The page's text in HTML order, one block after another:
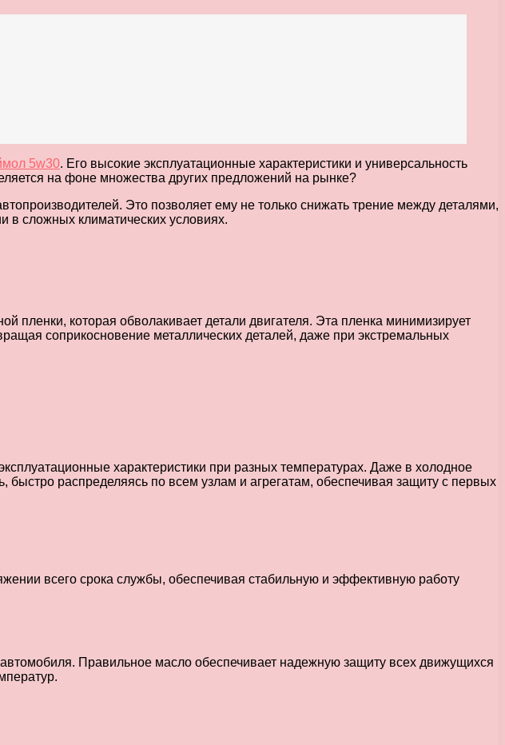
5w30. Его высокие эксплуатационные характеристики и универсальность
на фоне множества других предложений на рынке?
Это позволяет ему не только снижать трение между деталями,
в сложных климатических условиях.
пленки, которая обволакивает детали двигателя. Эта пленка минимизирует
соприкосновение металлических деталей, даже при экстремальных
характеристики при разных температурах. Даже в холодное
быстро распределяясь по всем узлам и агрегатам, обеспечивая защиту с первых
всего срока службы, обеспечивая стабильную и эффективную работу
Правильное масло обеспечивает надежную защиту всех движущихся